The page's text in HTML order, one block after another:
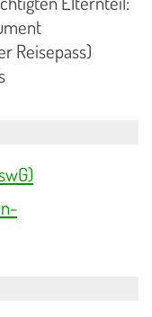
Reisepass)